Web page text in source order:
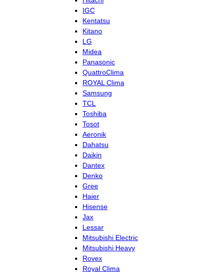
IGC
Kentatsu
Kitano
LG
Midea
Panasonic
QuattroClima
ROYAL Clima
Samsung
TCL
Toshiba
Tosot
Aeronik
Dahatsu
Daikin
Dantex
Denko
Gree
Haier
Hisense
Jax
Lessar
Mitsubishi Electric
Mitsubishi Heavy
Rovex
Royal Clima